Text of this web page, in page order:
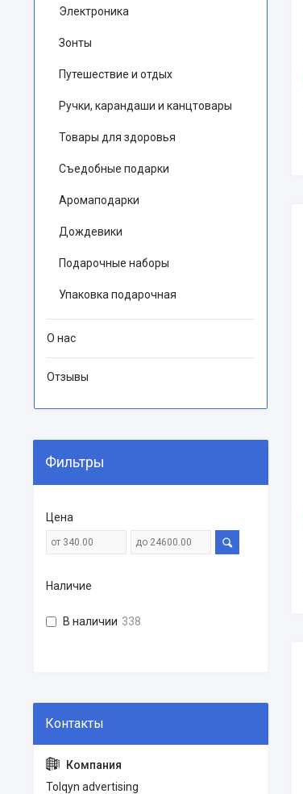
Электроника
Зонты
Путешествие и отдых
Ручки, карандаши и канцтовары
Товары для здоровья
Съедобные подарки
Аромаподарки
Дождевики
Подарочные наборы
Упаковка подарочная
О нас
Отзывы
Фильтры
Цена
Наличие
В наличии 338
Tolqyn advertising